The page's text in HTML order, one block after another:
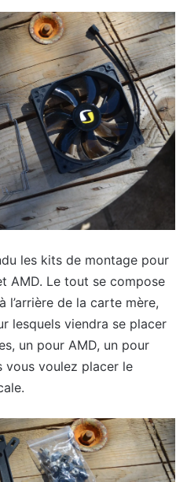
les kits de montage pour
AMD. Le tout se compose
l’arrière de la carte mère,
lesquels viendra se placer
un pour AMD, un pour
vous voulez placer le